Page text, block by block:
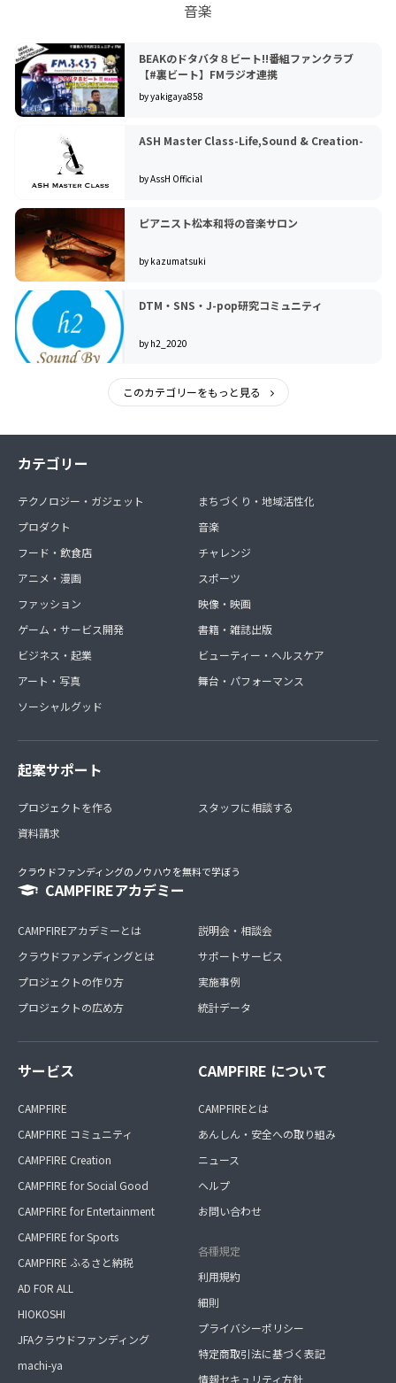
音楽
BEAKのドタバタ８ビート!!番組ファンクラブ
【#裏ビート】FMラジオ連携
by yakigaya858
ASH Master Class-Life,Sound & Creation-
by AssH Official
ピアニスト松本和将の音楽サロン
by kazumatsuki
DTM・SNS・J-pop研究コミュニティ
by h2_2020
このカテゴリーをもっと見る
カテゴリー
テクノロジー・ガジェット
プロダクト
フード・飲食店
アニメ・漫画
ファッション
ゲーム・サービス開発
ビジネス・起業
アート・写真
ソーシャルグッド
まちづくり・地域活性化
音楽
チャレンジ
スポーツ
映像・映画
書籍・雑誌出版
ビューティー・ヘルスケア
舞台・パフォーマンス
起案サポート
プロジェクトを作る
資料請求
スタッフに相談する
クラウドファンディングのノウハウを無料で学ぼう
CAMPFIREアカデミー
CAMPFIREアカデミーとは
クラウドファンディングとは
プロジェクトの作り方
プロジェクトの広め方
説明会・相談会
サポートサービス
実施事例
統計データ
サービス
CAMPFIRE
CAMPFIRE コミュニティ
CAMPFIRE Creation
CAMPFIRE for Social Good
CAMPFIRE for Entertainment
CAMPFIRE for Sports
CAMPFIRE ふるさと納税
AD FOR ALL
HIOKOSHI
JFAクラウドファンディング
machi-ya
CAMPFIRE について
CAMPFIREとは
あんしん・安全への取り組み
ニュース
ヘルプ
お問い合わせ
各種規定
利用規約
細則
プライバシーポリシー
特定商取引法に基づく表記
情報セキュリティ方針